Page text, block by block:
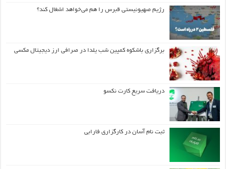
رژیم صهیونیستی قبرس را هم می‌خواهد اشغال کند؟
برگزاری باشکوه کمپین شب یلدا در صرافی ارز دیجیتال مکسی
دریافت سریع کارت نکسو
ثبت نام آسان در کارگزاری فارابی